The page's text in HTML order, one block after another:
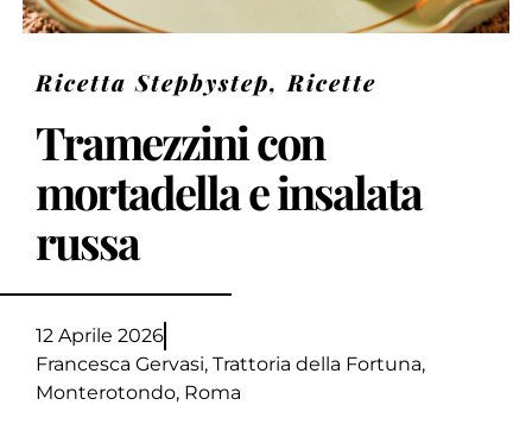
Ricetta Stepbystep, Ricette
Tramezzini con
mortadella e insalata
russa
12 Aprile 2026
Francesca Gervasi, Trattoria della Fortuna,
Monterotondo, Roma